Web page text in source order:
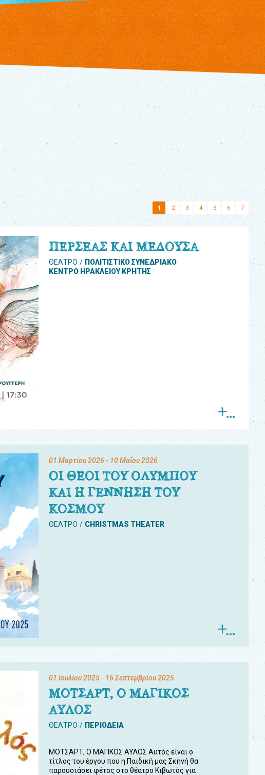
1 2 3 4 5 6 7
ΠΕΡΣΕΑΣ ΚΑΙ ΜΕΔΟΥΣΑ
ΘΕΑΤΡΟ
ΠΟΛΙΤΙΣΤΙΚΟ ΣΥΝΕΔΡΙΑΚΟ
ΚΕΝΤΡΟ ΗΡΑΚΛΕΙΟΥ ΚΡΗΤΗΣ
01 Μαρτίου 2026 - 10 Μαΐου 2026
ΟΙ ΘΕΟΙ ΤΟΥ ΟΛΥΜΠΟΥ
ΚΑΙ Η ΓΕΝΝΗΣΗ ΤΟΥ
ΚΟΣΜΟΥ
ΘΕΑΤΡΟ CHRISTMAS THEATER
01 Ιουλίου 2025- 16 Σεπτεμβρίου 2025
ΜΟΤΣΑΡΤ, Ο ΜΑΓΙΚΟΣ
ΑΥΛΟΣ
ΘΕΑΤΡΟ ΠΕΡΙΟΔΕΙΑ
ΜΟΤΣΑΡΤ, Ο ΜΑΓΙΚΟΣ ΑΥΛΟΣ Αυτός είναι ο
τίτλος του έργου που η Παιδική μας Σκηνή θα
παρουσιάσει φέτος στο θέατρο Κιβωτός για